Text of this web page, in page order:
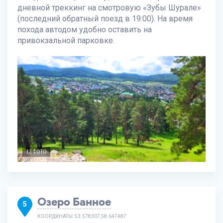
дневной треккинг на смотровую «Зубы Шурале»
(последний обратный поезд в 19:00). На время
похода автодом удобно оставить на
привокзальной парковке.
13 ФОТО
5 Озеро Банное
КООРДИНАТЫ: 53.578307,58.647487